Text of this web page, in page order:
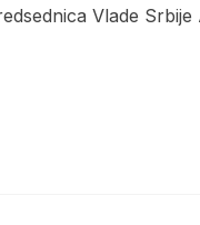
Vlade